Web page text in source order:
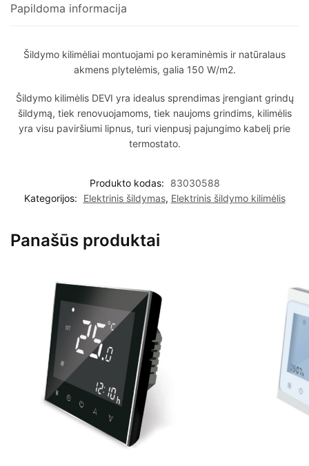
Papildoma informacija
Šildymo kilimėliai montuojami po keraminėmis ir natūralaus
akmens plytelėmis, galia 150 W/m2.
Šildymo kilimėlis DEVI yra idealus sprendimas įrengiant grindų
šildymą, tiek renovuojamoms, tiek naujoms grindims, kilimėlis
yra visu paviršiumi lipnus, turi vienpusį pajungimo kabelį prie
termostato.
Produkto kodas:
83030588
Kategorijos:
Elektrinis šildymas, Elektrinis šildymo kilimėlis
Panašūs produktai